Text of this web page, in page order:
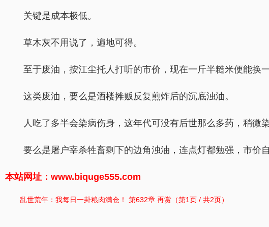
关键是成本极低。
草木灰不用说了，遍地可得。
至于废油，按江尘托人打听的市价，现在一斤半糙米便能换一
这类废油，要么是酒楼摊贩反复煎炸后的沉底浊油。
人吃了多半会染病伤身，这年代可没有后世那么多药，稍微
要么是屠户宰杀牲畜剩下的边角浊油，连点灯都勉强，市价
本站网址：www.biquge555.com
乱世荒年：我每日一卦粮肉满仓！ 第632章 再赏（第1页 / 共2页）